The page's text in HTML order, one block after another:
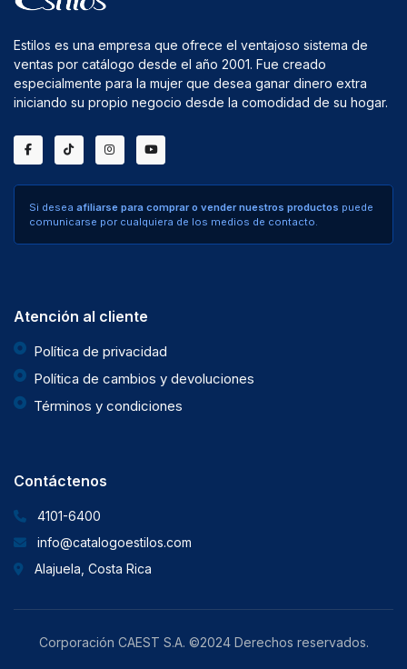
Estilos es una empresa que ofrece el ventajoso sistema de
ventas por catálogo desde el año 2001. Fue creado
especialmente para la mujer que desea ganar dinero extra
iniciando su propio negocio desde la comodidad de su hogar.
Si desea afiliarse para comprar o vender nuestros productos puede
comunicarse por cualquiera de los medios de contacto.
Atención al cliente
Política de privacidad
Política de cambios y devoluciones
Términos y condiciones
Contáctenos
4101-6400
info@catalogoestilos.com
Alajuela, Costa Rica
Corporación CAEST S.A. ©2024 Derechos reservados.